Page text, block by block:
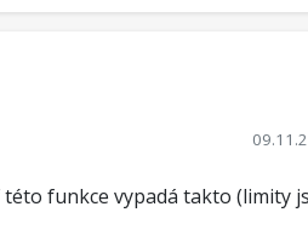
této funkce vypadá takto (limity